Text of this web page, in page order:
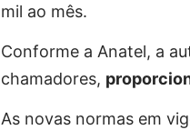
mil ao mês.
Conforme a Anatel, a
chamadores,
As novas normas em